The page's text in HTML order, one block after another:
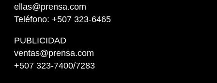
ellas@prensa.com
Teléfono: +507 323-6465
PUBLICIDAD
ventas@prensa.com
+507 323-7400/7283